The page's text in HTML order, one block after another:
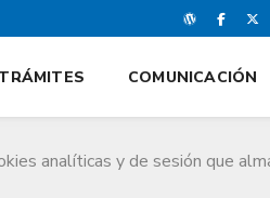
analíticas y de sesión que
TRÁMITES COMUNICACIÓN